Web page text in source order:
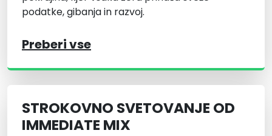
podatke, gibanja in razvoj.
Preberi vse
STROKOVNO SVETOVANJE OD
IMMEDIATE MIX